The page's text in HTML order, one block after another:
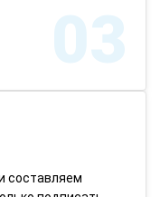
03
составляем